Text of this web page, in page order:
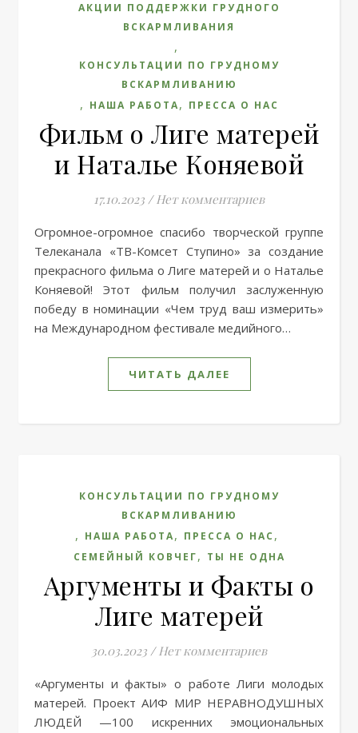
АКЦИИ ПОДДЕРЖКИ ГРУДНОГО
ВСКАРМЛИВАНИЯ
,
КОНСУЛЬТАЦИИ ПО ГРУДНОМУ
ВСКАРМЛИВАНИЮ
, НАША РАБОТА, ПРЕССА О НАС
Фильм о Лиге матерей
и Наталье Коняевой
17.10.2023 / Нет комментариев
Огромное-огромное спасибо творческой группе
Телеканала «ТВ-Комсет Ступино» за создание
прекрасного фильма о Лиге матерей и о Наталье
Коняевой! Этот фильм получил заслуженную
победу в номинации «Чем труд ваш измерить»
на Международном фестивале медийного…
ЧИТАТЬ ДАЛЕЕ
КОНСУЛЬТАЦИИ ПО ГРУДНОМУ
ВСКАРМЛИВАНИЮ
, НАША РАБОТА, ПРЕССА О НАС ,
СЕМЕЙНЫЙ КОВЧЕГ, ТЫ НЕ ОДНА
Аргументы и Факты о
Лиге матерей
30.03.2023 / Нет комментариев
«Аргументы и факты» о работе Лиги молодых
матерей. Проект АИФ МИР НЕРАВНОДУШНЫХ
ЛЮДЕЙ —100 искренних эмоциональных